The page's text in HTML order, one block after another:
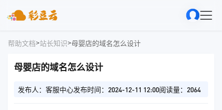
帮助文档>站长知识>母婴店的域名怎么设计
母婴店的域名怎么设计
发布人：客服中心发布时间：2024-12-11 12:00阅读量：2064